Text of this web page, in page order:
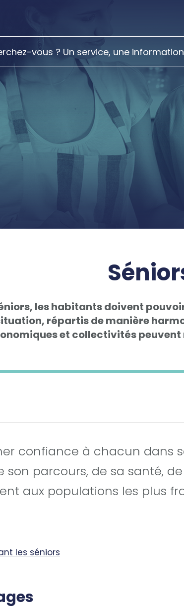
les habitants doivent
répartis de manière
et collectivités
confiance à chacun dans
son parcours, de sa santé,
aux populations les plus
les séniors